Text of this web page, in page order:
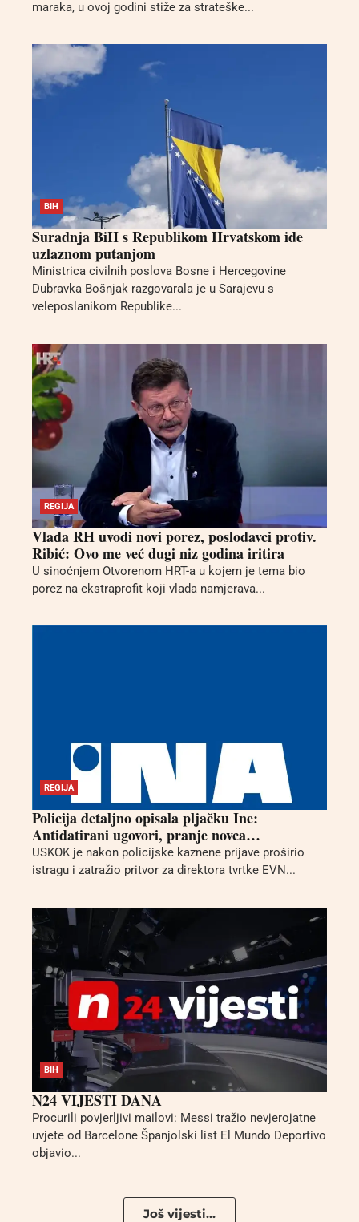
maraka, u ovoj godini stiže za strateške...
BIH
Suradnja BiH s Republikom Hrvatskom ide
uzlaznom putanjom
Ministrica civilnih poslova Bosne i Hercegovine
Dubravka Bošnjak razgovarala je u Sarajevu s
veleposlanikom Republike...
REGIJA
Vlada RH uvodi novi porez, poslodavci protiv.
Ribić: Ovo me već dugi niz godina iritira
U sinoćnjem Otvorenom HRT-a u kojem je tema bio
porez na ekstraprofit koji vlada namjerava...
REGIJA
Policija detaljno opisala pljačku Ine:
Antidatirani ugovori, pranje novca…
USKOK je nakon policijske kaznene prijave proširio
istragu i zatražio pritvor za direktora tvrtke EVN...
BIH
N24 VIJESTI DANA
Procurili povjerljivi mailovi: Messi tražio nevjerojatne
uvjete od Barcelone Španjolski list El Mundo Deportivo
objavio...
Još vijesti...